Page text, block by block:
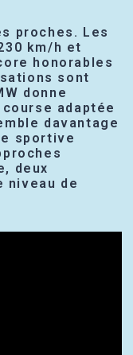
proches. Les
km/h et
honorables
sont
donne
adaptée
davantage
sportive
deux
niveau de